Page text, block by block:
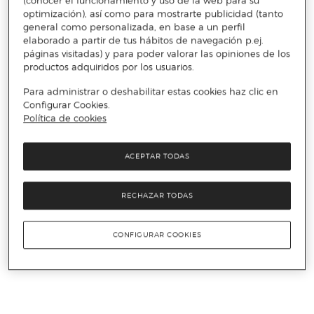
optimización), así como para mostrarte publicidad (tanto
general como personalizada, en base a un perfil
elaborado a partir de tus hábitos de navegación p.ej.
páginas visitadas) y para poder valorar las opiniones de los
productos adquiridos por los usuarios.
Para administrar o deshabilitar estas cookies haz clic en
Configurar Cookies.
Política de cookies
RECHAZAR TODAS
ACEPTAR TODAS
CONFIGURAR COOKIES